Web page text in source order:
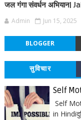
जल गंगा संवर्धन अभियान|
Admin Jun 15, 2025
BLOGGER
सुविचार
Self
Self
in